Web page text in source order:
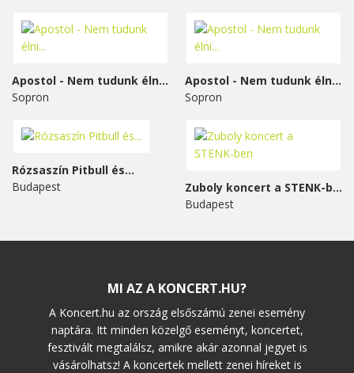
Apostol - Nem tudunk élni...
Sopron
Apostol - Nem tudunk élni...
Sopron
Rózsaszín Pitbull és...
Budapest
Zuboly koncert a STENK-ben
Budapest
MI AZ A KONCERT.HU?
A Koncert.hu az ország elsőszámú zenei esemény
naptára. Itt minden közelgő eseményt, koncertet,
fesztivált megtalálsz, amikre akár azonnal jegyet is
vásárolhatsz! A koncertek mellett zenei híreket is